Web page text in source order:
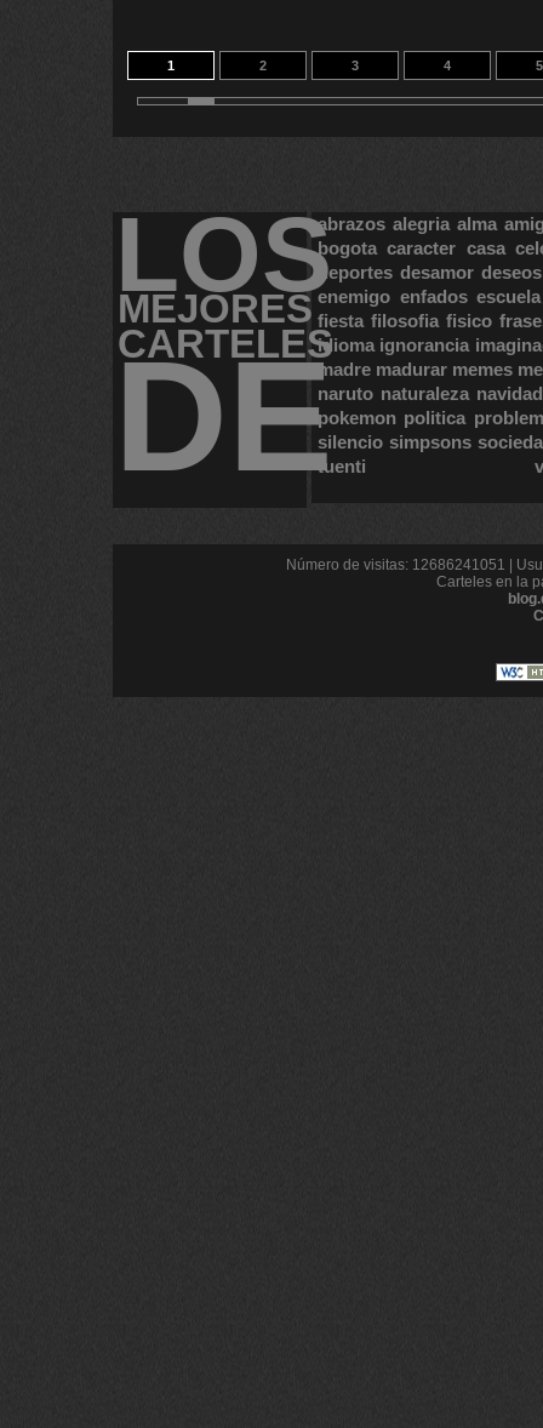
1 2 3 4 5
11 12 13 14
LOS
MEJORES
CARTELES
DE
abrazos alegria alma
bogota caracter casa
deportes desamor deseos
enemigo enfados escuela
fiesta filosofia fisico
idioma ignorancia
madre madurar memes
naruto naturaleza navidad
pokemon politica
silencio simpsons
tuenti
Número de visitas: 12686241051 |
Carteles en la